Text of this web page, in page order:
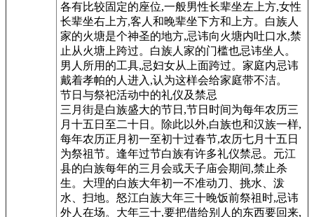
各有比较固定的座位,一般男性长辈坐左上方,女性
长辈坐右上方,客人和晚辈坐下方和上方。白族人
家的火塘是个神圣的地方,忌讳向火塘内吐口水,禁
止从火塘上跨过。白族人家的门槛也忌讳坐人。
男人所用的工具,忌妇女从上面跨过。家庭内忌讳
戴着孝帕的人进入,认为这样会给家庭带不洁。
节日与祭祀活动中的礼仪及禁忌
三月街是白族盛大的节日,节日时间为每年农历三
月十五日至二十日。除此以外,白族也和汉族一样,
每年农历正月初一至初十过春节,农历七月十五日
为祭祖节。逢年过节白族有许多礼仪禁忌。元江
县的白族每年的三月会或天子庙会期间,禁止杀
生。大理的白族大年初一不准动刀、挑水、泼
水、扫地。怒江白族大年三十晚饭前祭祖时,忌讳
外人在场。大年三十,要把借给别人的东西要回来,